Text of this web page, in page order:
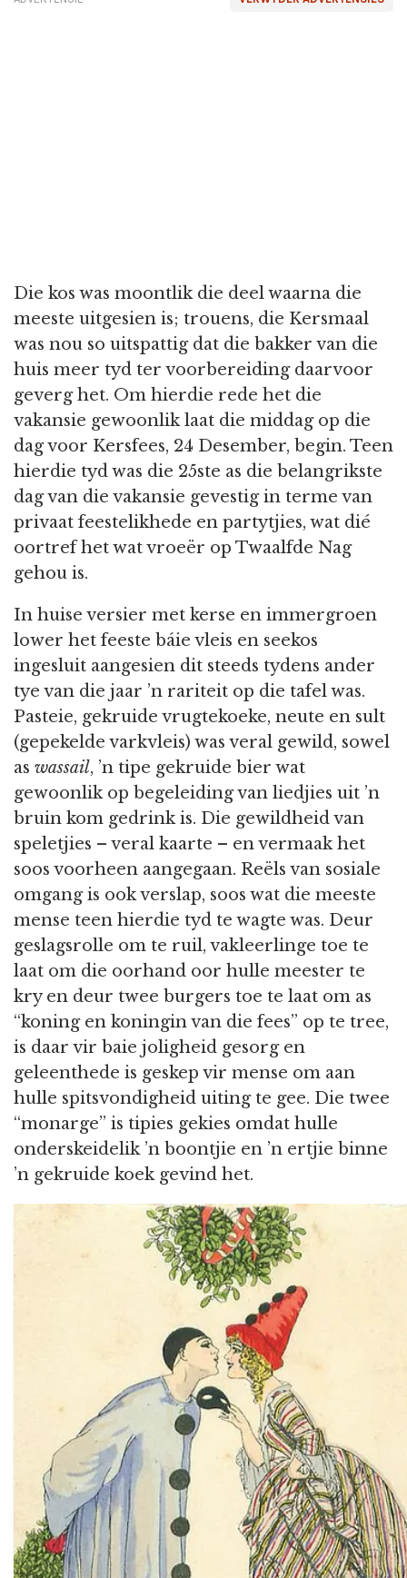
Die kos was moontlik die deel waarna die
meeste uitgesien is; trouens, die Kersmaal
was nou so uitspattig dat die bakker van die
huis meer tyd ter voorbereiding daarvoor
geverg het. Om hierdie rede het die
vakansie gewoonlik laat die middag op die
dag voor Kersfees, 24 Desember, begin. Teen
hierdie tyd was die 25ste as die belangrikste
dag van die vakansie gevestig in terme van
privaat feestelikhede en partytjies, wat dié
oortref het wat vroeër op Twaalfde Nag
gehou is.
In huise versier met kerse en immergroen
lower het feeste báie vleis en seekos
ingesluit aangesien dit steeds tydens ander
tye van die jaar ’n rariteit op die tafel was.
Pasteie, gekruide vrugtekoeke, neute en sult
(gepekelde varkvleis) was veral gewild, sowel
as wassail, ’n tipe gekruide bier wat
gewoonlik op begeleiding van liedjies uit ’n
bruin kom gedrink is. Die gewildheid van
speletjies – veral kaarte – en vermaak het
soos voorheen aangegaan. Reëls van sosiale
omgang is ook verslap, soos wat die meeste
mense teen hierdie tyd te wagte was. Deur
geslagsrolle om te ruil, vakleerlinge toe te
laat om die oorhand oor hulle meester te
kry en deur twee burgers toe te laat om as
“koning en koningin van die fees” op te tree,
is daar vir baie joligheid gesorg en
geleenthede is geskep vir mense om aan
hulle spitsvondigheid uiting te gee. Die twee
“monarge” is tipies gekies omdat hulle
onderskeidelik ’n boontjie en ’n ertjie binne
’n gekruide koek gevind het.